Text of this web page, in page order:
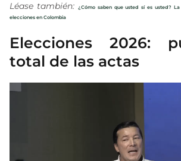
Léase también: ¿Cómo saben que usted sí es usted?
elecciones en Colombia
Elecciones 2026:
total de las actas